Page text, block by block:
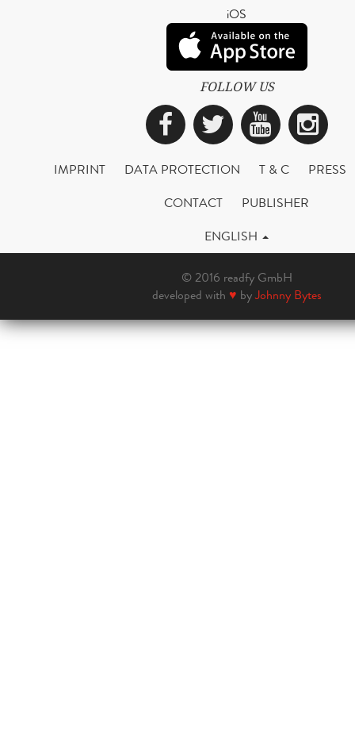
iOS
FOLLOW US
Facebook
Twitter
IMPRINT DATA PROTECTION T & C
PRESS
CONTACT
PUBLISHER
ENGLISH
© 2016 readfy GmbH
developed with ♥ byJohnny Bytes